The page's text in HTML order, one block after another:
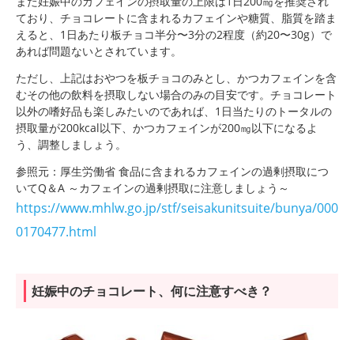
ており、チョコレートに含まれるカフェインや糖質、脂質を踏ま
えると、1日あたり板チョコ半分〜3分の2程度（約20〜30g）で
あれば問題ないとされています。
ただし、上記はおやつを板チョコのみとし、かつカフェインを含
むその他の飲料を摂取しない場合のみの目安です。チョコレート
以外の嗜好品も楽しみたいのであれば、1日当たりのトータルの
摂取量が200kcal以下、かつカフェインが200㎎以下になるよ
う、調整しましょう。
参照元：厚生労働省 食品に含まれるカフェインの過剰摂取につ
いてQ＆A ～カフェインの過剰摂取に注意しましょう～
https://www.mhlw.go.jp/stf/seisakunitsuite/bunya/000
0170477.html
妊娠中のチョコレート、何に注意すべき？